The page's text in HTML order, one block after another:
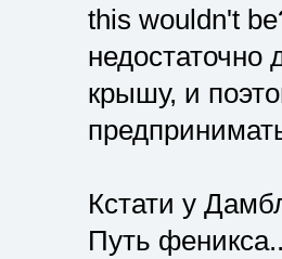
this wouldn't
недостаточно
крышу, и
Кстати у
Путь